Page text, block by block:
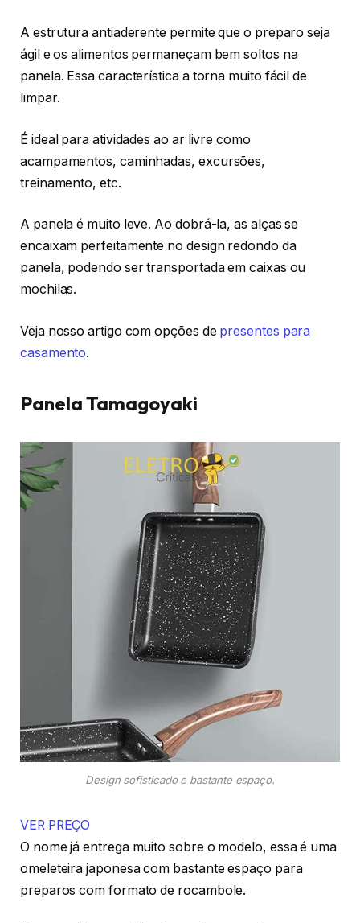
A estrutura antiaderente permite que o preparo seja
ágil e os alimentos permaneçam bem soltos na
panela. Essa característica a torna muito fácil de
limpar.
É ideal para atividades ao ar livre como
acampamentos, caminhadas, excursões,
treinamento, etc.
A panela é muito leve. Ao dobrá-la, as alças se
encaixam perfeitamente no design redondo da
panela, podendo ser transportada em caixas ou
mochilas.
Veja nosso artigo com opções de presentes para
casamento.
Panela Tamagoyaki
Design sofisticado e bastante espaço.
VER PREÇO
O nome já entrega muito sobre o modelo, essa é uma
omeleteira japonesa com bastante espaço para
preparos com formato de rocambole.